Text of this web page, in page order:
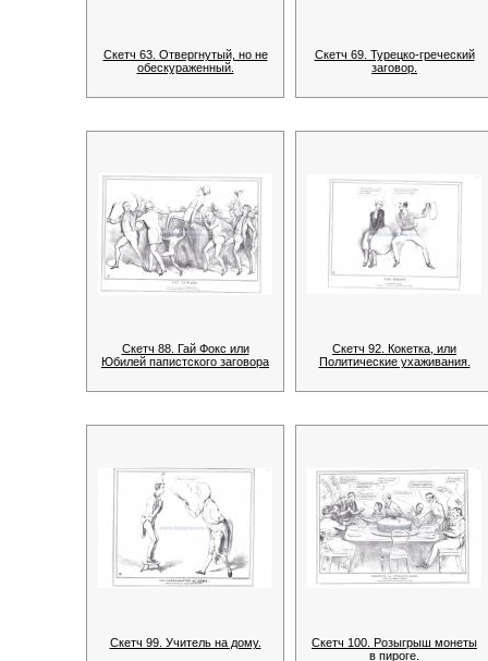
Скетч 63. Отвергнутый, но не
обескураженный.
Скетч 69. Турецко-греческий
заговор.
Скетч 88. Гай Фокс или
Юбилей папистского заговора
Скетч 92. Кокетка, или
Политические ухаживания.
Скетч 99. Учитель на дому.
Скетч 100. Розыгрыш монеты
в пироге.